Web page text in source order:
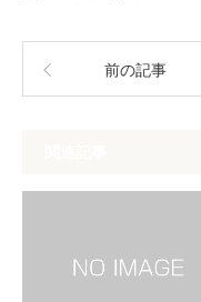
前の記事